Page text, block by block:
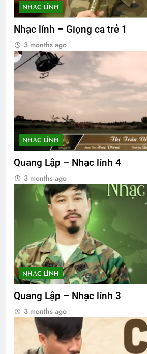
NHẠC LÍNH
Nhạc lính – Giọng ca trẻ 1
3 months ago
NHẠC LÍNH
Quang Lập – Nhạc lính 4
3 months ago
NHẠC LÍNH
Quang Lập – Nhạc lính 3
3 months ago